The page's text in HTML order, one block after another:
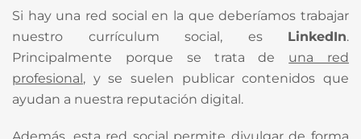
Si hay una red social en la que deberíamos trabajar
nuestro currículum social, es LinkedIn.
Principalmente porque se trata de una red
profesional, y se suelen publicar contenidos que
ayudan a nuestra reputación digital.